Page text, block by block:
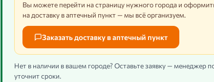
Вы можете перейти на страницу нужного города и
на доставку в аптечный пункт — мы всё организуем.
Заказать доставку в аптечный пункт
Нет в наличии в вашем городе? Оставьте заявку — менеджер
уточнит сроки.